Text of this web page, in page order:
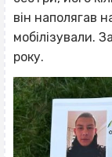
він наполягав
мобілізували.
року.